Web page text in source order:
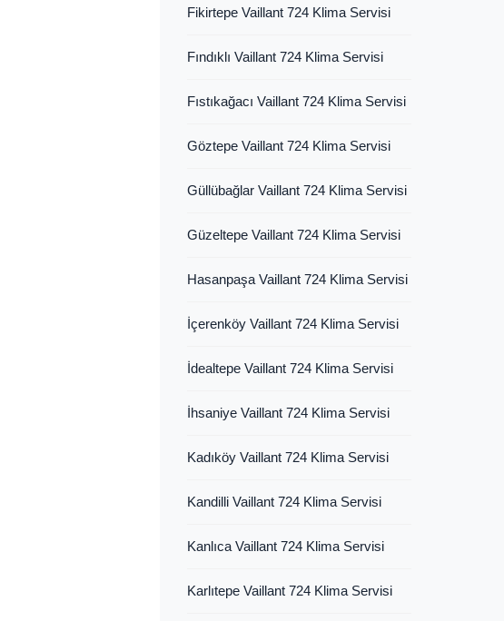
Fikirtepe Vaillant 724 Klima Servisi
Fındıklı Vaillant 724 Klima Servisi
Fıstıkağacı Vaillant 724 Klima Servisi
Göztepe Vaillant 724 Klima Servisi
Güllübağlar Vaillant 724 Klima Servisi
Güzeltepe Vaillant 724 Klima Servisi
Hasanpaşa Vaillant 724 Klima Servisi
İçerenköy Vaillant 724 Klima Servisi
İdealtepe Vaillant 724 Klima Servisi
İhsaniye Vaillant 724 Klima Servisi
Kadıköy Vaillant 724 Klima Servisi
Kandilli Vaillant 724 Klima Servisi
Kanlıca Vaillant 724 Klima Servisi
Karlıtepe Vaillant 724 Klima Servisi